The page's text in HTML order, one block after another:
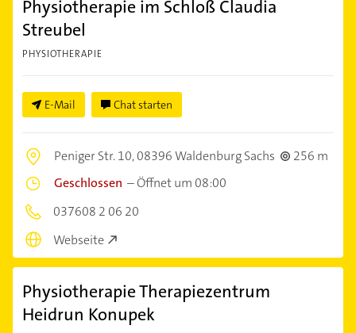
Physiotherapie im Schloß Claudia
Streubel
PHYSIOTHERAPIE
E-Mail Chat starten
Peniger Str. 10,08396 Waldenburg Sachs
256 m
Geschlossen –Öffnet um 08:00
037608 2 06 20
Webseite
Physiotherapie Therapiezentrum
Heidrun Konupek